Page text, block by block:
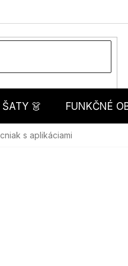
ŠATY 👗 FUNKČNÉ
s aplikáciami